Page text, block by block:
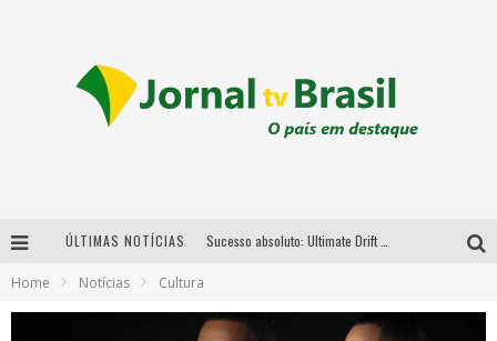
ÚLTIMAS NOTÍCIAS
Home Notícias Cultura